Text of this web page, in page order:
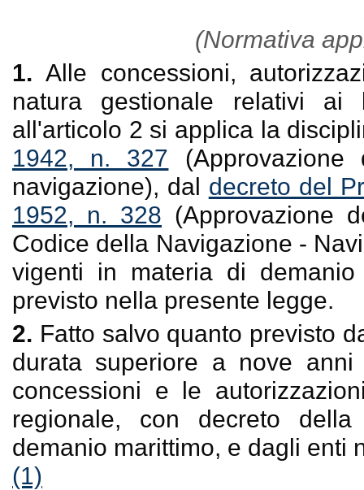
(Normativa
1.Alle concessioni,
natura gestionale relativi
all'articolo 2 si applica la
1942, n. 327
navigazione), dal decreto del
1952, n. 328 (Approvazione
Codice della Navigazione -
vigenti in materia di
previsto nella presente legge.
2. Fatto salvo quanto previsto
durata superiore a nove
concessioni e le
regionale, con decreto
demanio marittimo, e dagli enti
(1)